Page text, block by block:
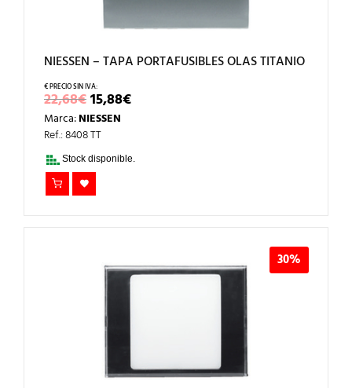
NIESSEN – TAPA PORTAFUSIBLES OLAS TITANIO
22,68€EL
PRECIO
ORIGINAL
ERA:
22,68€.
15,88€EL
PRECIO
Marca:NIESSEN
Ref.: 8408 TT
Stock disponible.
30%